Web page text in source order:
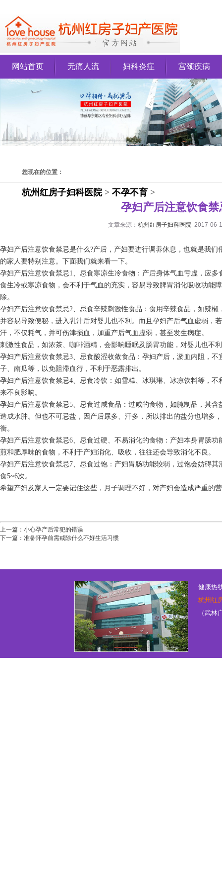
网站首页 无痛人流 妇科炎症 宫颈疾病
您现在的位置：
杭州红房子妇科医院> 不孕不育 >
孕妇产后注意饮食禁
文章来源： 杭州红房子妇科医院 2017-06-
孕妇产后注意饮食禁忌是什么?产后，产妇要进行调养休息，也就是我
的家人要特别注意。下面我们就来看一下。
孕妇产后注意饮食禁忌1、忌食寒凉生冷食物：产后身体气血亏虚，应
食生冷或寒凉食物，会不利于气血的充实，容易导致脾胃消化吸收功能
除。
孕妇产后注意饮食禁忌2、忌食辛辣刺激性食品：食用辛辣食品，如辣
并容易导致便秘，进入乳汁后对婴儿也不利。而且孕妇产后气血虚弱，
汗，不仅耗气，并可伤津损血，加重产后气血虚弱，甚至发生病症。
刺激性食品，如浓茶、咖啡酒精，会影响睡眠及肠胃功能，对婴儿也不
孕妇产后注意饮食禁忌3、忌食酸涩收敛食品：孕妇产后，淤血内阻，
子、南瓜等，以免阻滞血行，不利于恶露排出。
孕妇产后注意饮食禁忌4、忌食冷饮：如雪糕、冰琪琳、冰凉饮料等，
来不良影响。
孕妇产后注意饮食禁忌5、忌食过咸食品：过咸的食物，如腌制品，其
造成水肿。但也不可忌盐，因产后尿多、汗多，所以排出的盐分也增多
衡。
孕妇产后注意饮食禁忌6、忌食过硬、不易消化的食物：产妇本身胃肠
煎和肥厚味的食物，不利于产妇消化、吸收，往往还会导致消化不良。
孕妇产后注意饮食禁忌7、忌食过饱：产妇胃肠功能较弱，过饱会妨碍
食5~6次。
希望产妇及家人一定要记住这些，月子调理不好，对产妇会造成严重的
上一篇： 小心孕产后常犯的错误
下一篇： 准备怀孕前需戒除什么不好生活习惯
健康热
杭州红
（武